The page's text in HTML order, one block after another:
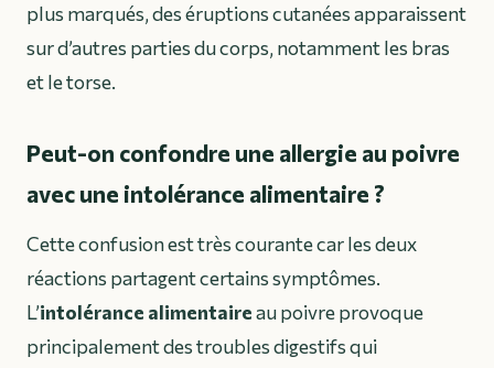
plus marqués, des éruptions cutanées apparaissent
sur d’autres parties du corps, notamment les bras
et le torse.
Peut-on confondre une allergie au poivre
avec une intolérance alimentaire ?
Cette confusion est très courante car les deux
réactions partagent certains symptômes.
L’intolérance alimentaireau poivre provoque
principalement des troubles digestifs qui